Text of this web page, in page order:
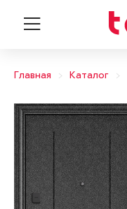
Главная Каталог